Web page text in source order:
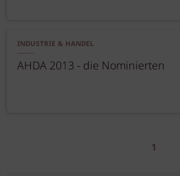
INDUSTRIE & HANDEL
AHDA 2013 - die Nominierten
1